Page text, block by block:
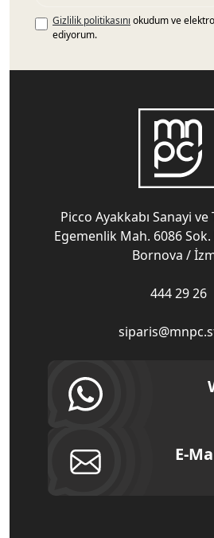
Gizlilik politikasını okudum ve
ediyorum.
Picco Ayakkabı Sanayi
Egemenlik Mah. 6086
Bornova /
444 29 26
E-